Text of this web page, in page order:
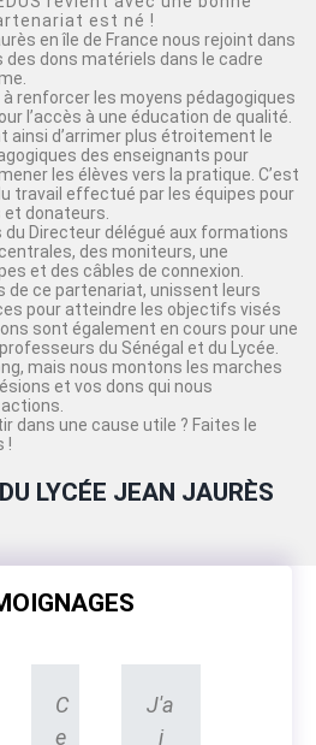
est né !
en île de France nous rejoint dans
dons matériels dans le cadre
renforcer les moyens pédagogiques
l’accès à une éducation de qualité.
ainsi d’arrimer plus étroitement le
des enseignants pour
les élèves vers la pratique. C’est
travail effectué par les équipes pour
donateurs.
du Directeur délégué aux formations
des moniteurs, une
et des câbles de connexion.
de ce partenariat, unissent leurs
pour atteindre les objectifs visés
sont également en cours pour une
du Sénégal et du Lycée.
mais nous montons les marches
et vos dons qui nous
dans une cause utile ? Faites le
!
LYCÉE JEAN JAURÈS
C
e
J'a
i